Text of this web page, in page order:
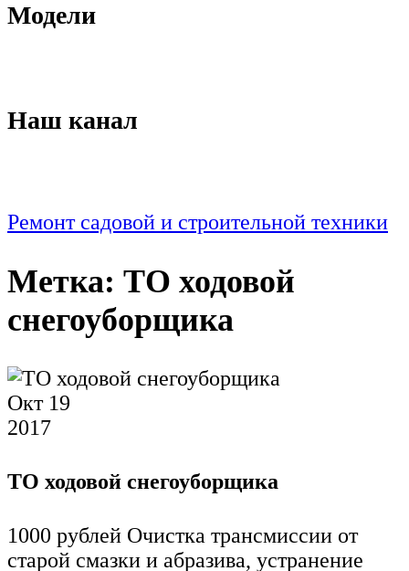
Модели
Наш канал
Ремонт садовой и строительной техники
Метка: ТО ходовой
снегоуборщика
Окт 19
2017
ТО ходовой снегоуборщика
1000 рублей Очистка трансмиссии от
старой смазки и абразива, устранение